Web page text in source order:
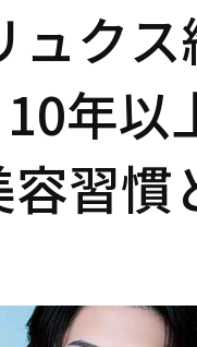
ュク
年以
習慣